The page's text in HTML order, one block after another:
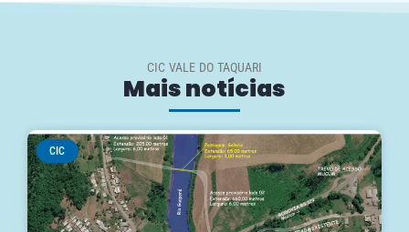
CIC VALE DO TAQUARI
Mais notícias
CIC